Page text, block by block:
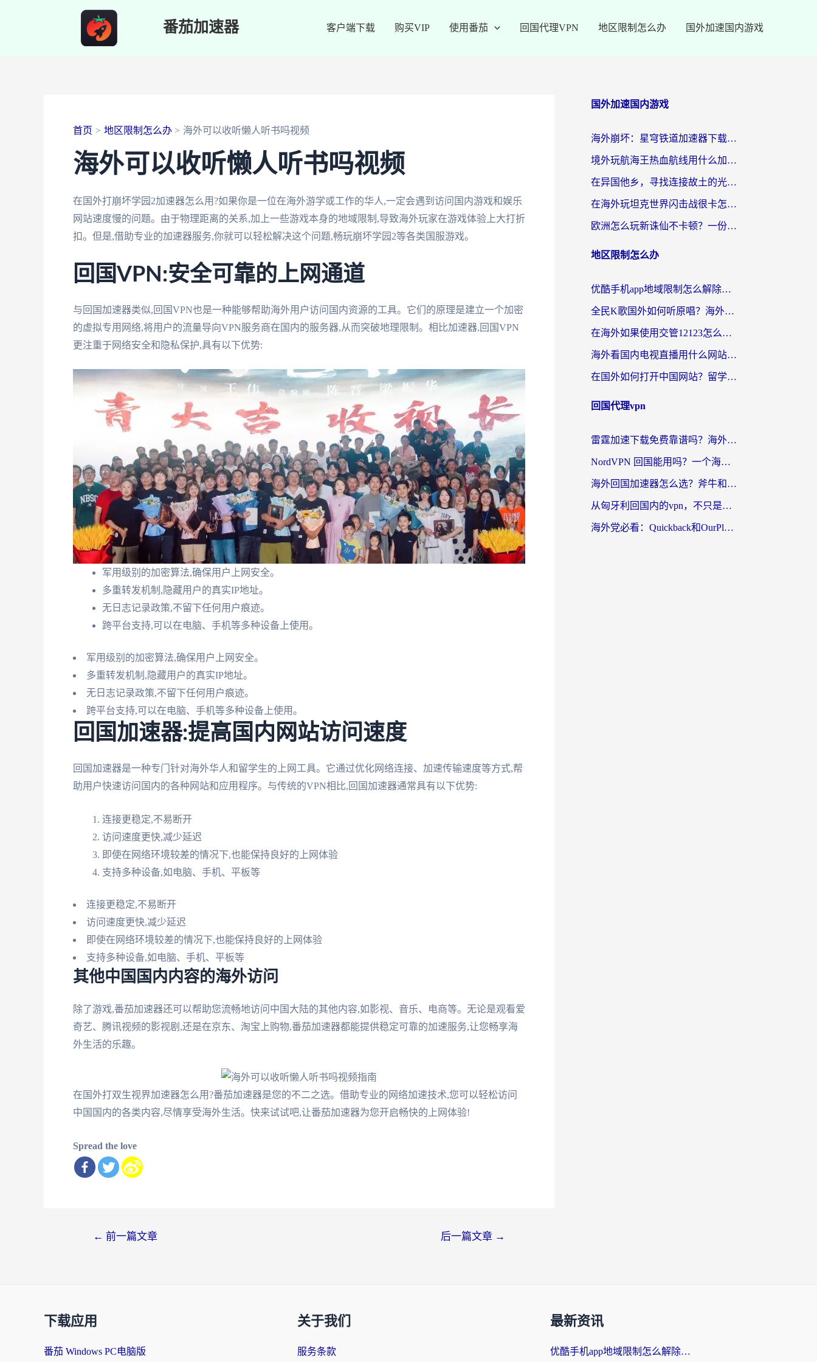
番茄加速器 客户端下载 购买VIP 使用番茄 回国代理VPN 地区限制怎么办 国外加速国内游戏
首页 地区限制怎么办 海外可以收听懒人听书吗视频
海外可以收听懒人听书吗视频
在国外打崩坏学园2加速器怎么用?如果你是一位在海外游学或工作的华人,一定会遇到访问国内游戏和娱乐
网站速度慢的问题。由于物理距离的关系,加上一些游戏本身的地域限制,导致海外玩家在游戏体验上大打折
扣。但是,借助专业的加速器服务,你就可以轻松解决这个问题,畅玩崩坏学园2等各类国服游戏。
回国VPN:安全可靠的上网通道
与回国加速器类似,回国VPN也是一种能够帮助海外用户访问国内资源的工具。它们的原理是建立一个加密
的虚拟专用网络,将用户的流量导向VPN服务商在国内的服务器,从而突破地理限制。相比加速器,回国VPN
更注重于网络安全和隐私保护,具有以下优势:
军用级别的加密算法,确保用户上网安全。
多重转发机制,隐藏用户的真实IP地址。
无日志记录政策,不留下任何用户痕迹。
跨平台支持,可以在电脑、手机等多种设备上使用。
军用级别的加密算法,确保用户上网安全。
多重转发机制,隐藏用户的真实IP地址。
无日志记录政策,不留下任何用户痕迹。
跨平台支持,可以在电脑、手机等多种设备上使用。
回国加速器:提高国内网站访问速度
回国加速器是一种专门针对海外华人和留学生的上网工具。它通过优化网络连接、加速传输速度等方式,帮
助用户快速访问国内的各种网站和应用程序。与传统的VPN相比,回国加速器通常具有以下优势:
连接更稳定,不易断开
访问速度更快,减少延迟
即使在网络环境较差的情况下,也能保持良好的上网体验
支持多种设备,如电脑、手机、平板等
连接更稳定,不易断开
访问速度更快,减少延迟
即使在网络环境较差的情况下,也能保持良好的上网体验
支持多种设备,如电脑、手机、平板等
其他中国国内内容的海外访问
除了游戏,番茄加速器还可以帮助您流畅地访问中国大陆的其他内容,如影视、音乐、电商等。无论是观看爱
奇艺、腾讯视频的影视剧,还是在京东、淘宝上购物,番茄加速器都能提供稳定可靠的加速服务,让您畅享海
外生活的乐趣。
在国外打双生视界加速器怎么用?番茄加速器是您的不二之选。借助专业的网络加速技术,您可以轻松访问
中国国内的各类内容,尽情享受海外生活。快来试试吧,让番茄加速器为您开启畅快的上网体验!
Spread the love
← 前一篇文章 后一篇文章 →
国外加速国内游戏
海外崩坏：星穹铁道加速器下载安装：一份给游子的终极网络指南
境外玩航海王热血航线用什么加速器？2026海外玩家实测最优方案（附欧洲问道堡垒前线加速技巧）
在异国他乡，寻找连接故土的光明大陆免费加速器
在海外玩坦克世界闪击战很卡怎么办？老玩家亲测有效的加速器选择指南
欧洲怎么玩新诛仙不卡顿？一份给海外游子的国服游戏畅玩指南
地区限制怎么办
优酷手机app地域限制怎么解除？海外党亲测有效的追剧方案
全民K歌国外如何听原唱？海外党亲测有效的回国加速器选择指南
在海外如果使用交管12123怎么处理？留学生亲测有效的回国加速方案
海外看国内电视直播用什么网站比较好？一篇解决你所有追剧难题的实用指南
在国外如何打开中国网站？留学生与海外华人的无缝访问指南
回国代理vpn
雷霆加速下载免费靠谱吗？海外党选回国加速器的避坑指南（附热门工具对比）
NordVPN 回国能用吗？一个海外用户必须面对的真实困境
海外回国加速器怎么选？斧牛和海龟哪个好？一篇帮你避开坑的实用指南
从匈牙利回国内的vpn，不只是为了刷剧那么简单
海外党必看：Quickback和OurPlay好用吗？3分钟选对回国加速器，无缝刷剧玩游戏
下载应用
番茄 Windows PC电脑版
关于我们
服务条款
最新资讯
优酷手机app地域限制怎么解除？海外党亲测有效的追剧方案